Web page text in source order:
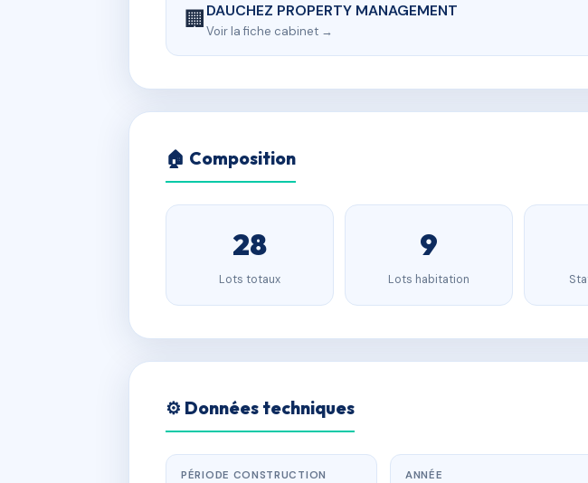
🏢DAUCHEZ PROPERTY MANAGEMENT
Voir la fiche cabinet →
🏠 Composition
28
Lots totaux
9
Lots habitation
⚙️ Données techniques
PÉRIODE CONSTRUCTION ANNÉE